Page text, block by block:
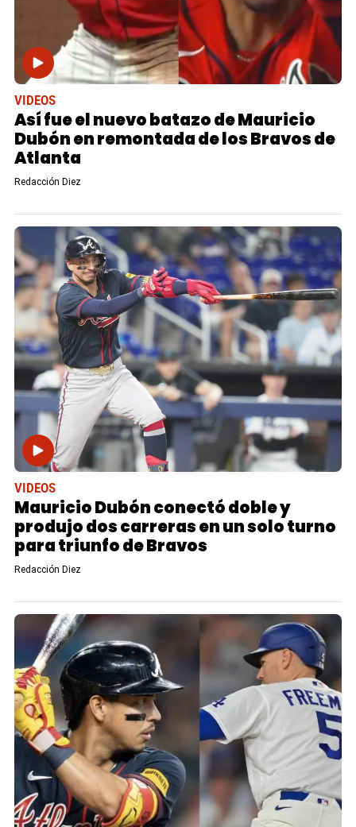
VIDEOS
Así fue el nuevo batazo de Mauricio
Dubón en remontada de los Bravos de
Atlanta
Redacción Diez
VIDEOS
Mauricio Dubón conectó doble y
produjo dos carreras en un solo turno
para triunfo de Bravos
Redacción Diez